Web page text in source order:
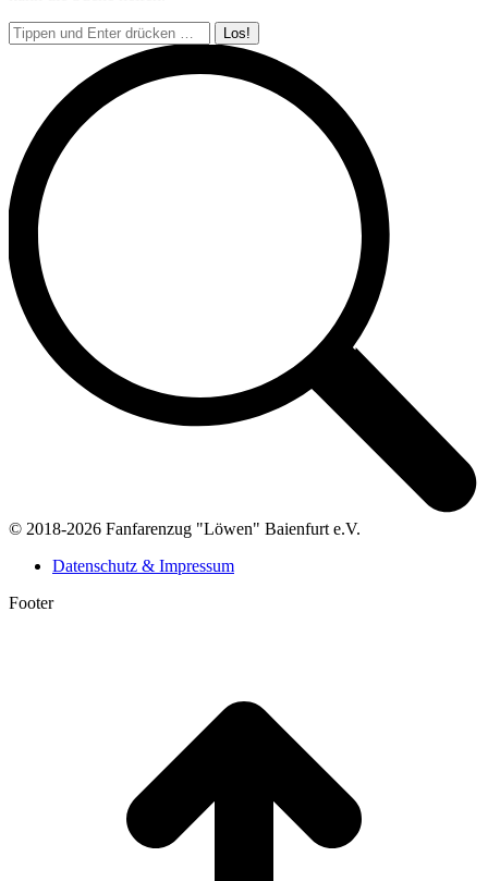
Search:
© 2018-2026 Fanfarenzug "Löwen" Baienfurt e.V.
Datenschutz & Impressum
Footer